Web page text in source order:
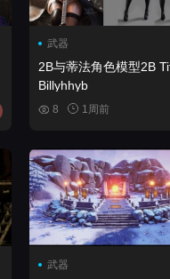
武器
2B与蒂法角色模型2B
Billyhhyb
8 1周前
武器